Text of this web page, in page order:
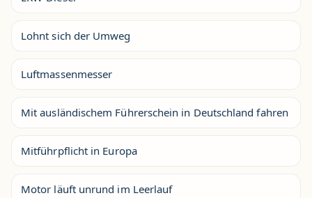
Lohnt sich der Umweg
Luftmassenmesser
Mit ausländischem Führerschein in Deutschland fahren
Mitführpflicht in Europa
Motor läuft unrund im Leerlauf